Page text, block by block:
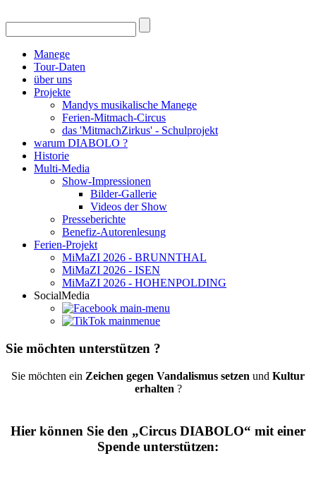
Manege
Tour-Daten
über uns
Projekte
Mandys musikalische Manege
Ferien-Mitmach-Circus
das 'MitmachZirkus' - Schulprojekt
warum DIABOLO ?
Historie
Multi-Media
Show-Impressionen
Bilder-Gallerie
Videos der Show
Presseberichte
Benefiz-Autorenlesung
Ferien-Projekt
MiMaZI 2026 - BRUNNTHAL
MiMaZI 2026 - ISEN
MiMaZI 2026 - HOHENPOLDING
SocialMedia
Sie möchten unterstützen ?
Sie möchten ein Zeichen gegen Vandalismus setzen und Kultur
erhalten ?
Hier können Sie den „Circus DIABOLO“ mit einer
Spende unterstützen: